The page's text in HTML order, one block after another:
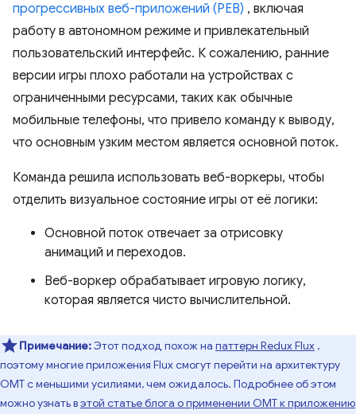
прогрессивных веб-приложений (PEB) , включая
работу в автономном режиме и привлекательный
пользовательский интерфейс. К сожалению, ранние
версии игры плохо работали на устройствах с
ограниченными ресурсами, таких как обычные
мобильные телефоны, что привело команду к выводу,
что основным узким местом является основной поток.
Команда решила использовать веб-воркеры, чтобы
отделить визуальное состояние игры от её логики:
Основной поток отвечает за отрисовку
анимаций и переходов.
Веб-воркер обрабатывает игровую логику,
которая является чисто вычислительной.
Примечание:Этот подход похож на паттерн Redux Flux ,
поэтому многие приложения Flux смогут перейти на архитектуру
OMT с меньшими усилиями, чем ожидалось. Подробнее об этом
можно узнать вэтой статье блога о применении OMT к приложению